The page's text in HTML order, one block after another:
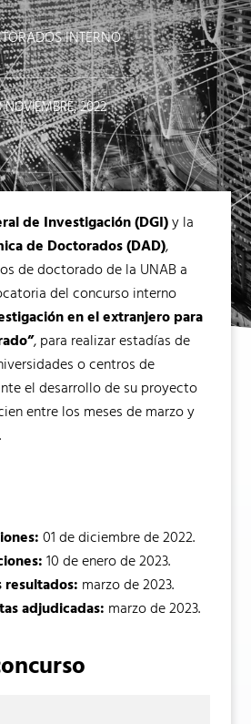
INTERNO
NOVIEMBRE, 2022
de Investigación (DGI)y la
de Doctorados (DAD),
de doctorado de la UNAB a
del concurso interno
en el extranjero para
, para realizar estadías de
o centros de
el desarrollo de su proyecto
entre los meses de marzo y
01 de diciembre de 2022.
10 de enero de 2023.
resultados: marzo de 2023.
adjudicadas: marzo de 2023.